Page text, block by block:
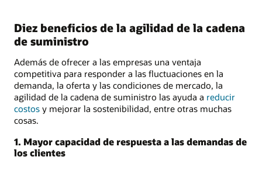
Diez beneficios de la agilidad de la cadena
de suministro
Además de ofrecer a las empresas una ventaja
competitiva para responder a las fluctuaciones en la
demanda, la oferta y las condiciones de mercado, la
agilidad de la cadena de suministro las ayuda a reducir
costos y mejorar la sostenibilidad, entre otras muchas
cosas.
1. Mayor capacidad de respuesta a las demandas de
los clientes